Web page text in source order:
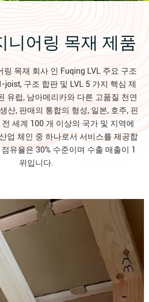
니어링 목재 제품
링 목재 회사 인 Fuqing LVL 주요 구조
joist, 구조 합판 및 LVL 5 가지 핵심 제
유럽, 남아메리카와 다른 고품질 천연
산, 판매의 통합의 형성, 일본, 호주, 핀
세계 100 개 이상의 국가 및 지역에
업 체인 중 하나로서 서비스를 제공합
유율은 30% 수준이며 수출 매출이 1
위입니다.
구조 LVL
더 읽기